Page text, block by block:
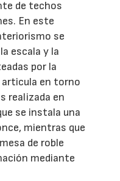
de techos
En este
se
escala y la
por la
en torno
realizada en
se instala una
mientras que
de roble
mediante